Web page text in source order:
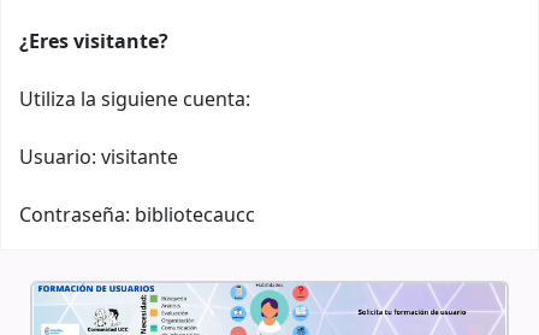
¿Eres visitante?
Utiliza la siguiene cuenta:
Usuario: visitante
Contraseña: bibliotecaucc